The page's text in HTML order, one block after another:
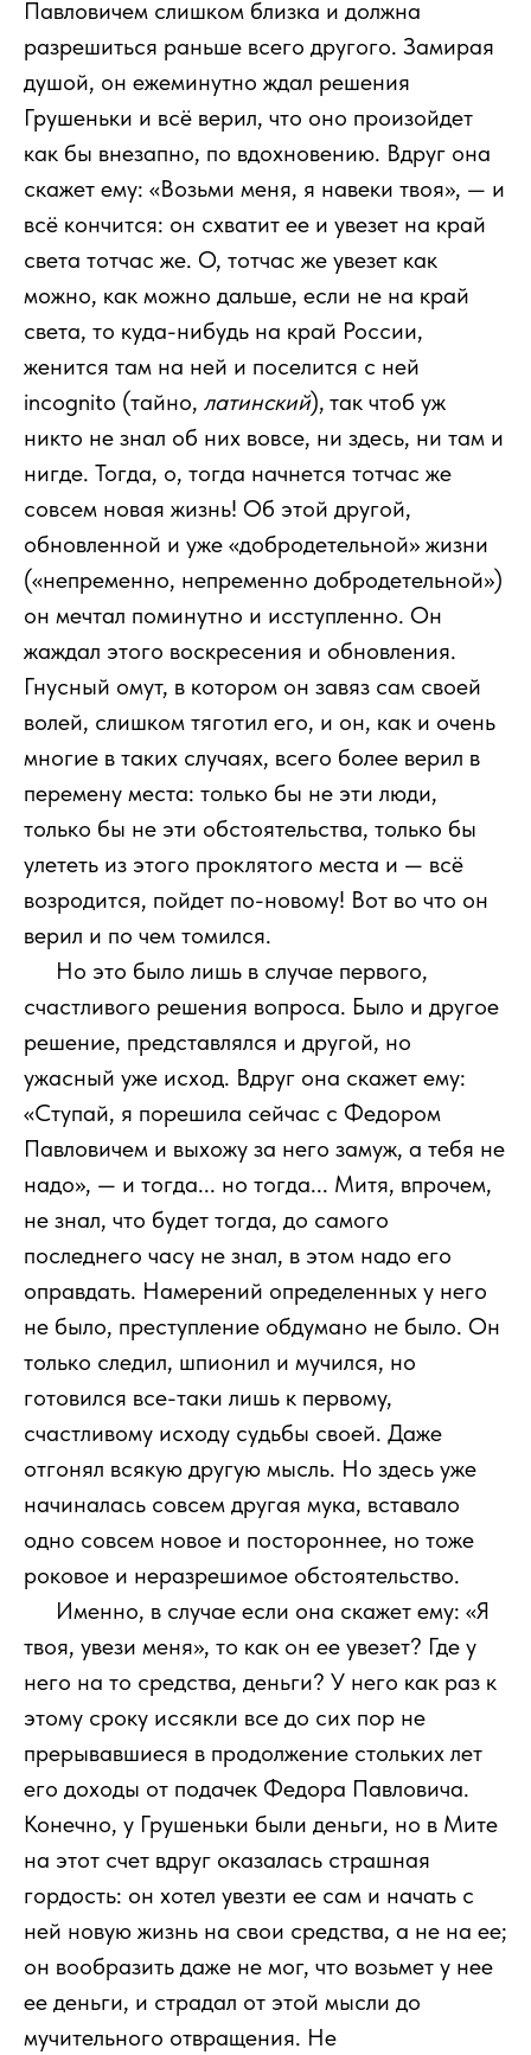
Павловичем слишком близка и должна
разрешиться раньше всего другого. Замирая
душой, он ежеминутно ждал решения
Грушеньки и всё верил, что оно произойдет
как бы внезапно, по вдохновению. Вдруг она
скажет ему: «Возьми меня, я навеки твоя», — и
всё кончится: он схватит ее и увезет на край
света тотчас же. О, тотчас же увезет как
можно, как можно дальше, если не на край
света, то куда-нибудь на край России,
женится там на ней и поселится с ней
incognito (тайно, латинский), так чтоб уж
никто не знал об них вовсе, ни здесь, ни там и
нигде. Тогда, о, тогда начнется тотчас же
совсем новая жизнь! Об этой другой,
обновленной и уже «добродетельной» жизни
(«непременно, непременно добродетельной»)
он мечтал поминутно и исступленно. Он
жаждал этого воскресения и обновления.
Гнусный омут, в котором он завяз сам своей
волей, слишком тяготил его, и он, как и очень
многие в таких случаях, всего более верил в
перемену места: только бы не эти люди,
только бы не эти обстоятельства, только бы
улететь из этого проклятого места и — всё
возродится, пойдет по-новому! Вот во что он
верил и по чем томился.
Но это было лишь в случае первого,
счастливого решения вопроса. Было и другое
решение, представлялся и другой, но
ужасный уже исход. Вдруг она скажет ему:
«Ступай, я порешила сейчас с Федором
Павловичем и выхожу за него замуж, а тебя не
надо», — и тогда... но тогда... Митя, впрочем,
не знал, что будет тогда, до самого
последнего часу не знал, в этом надо его
оправдать. Намерений определенных у него
не было, преступление обдумано не было. Он
только следил, шпионил и мучился, но
готовился все-таки лишь к первому,
счастливому исходу судьбы своей. Даже
отгонял всякую другую мысль. Но здесь уже
начиналась совсем другая мука, вставало
одно совсем новое и постороннее, но тоже
роковое и неразрешимое обстоятельство.
Именно, в случае если она скажет ему: «Я
твоя, увези меня», то как он ее увезет? Где у
него на то средства, деньги? У него как раз к
этому сроку иссякли все до сих пор не
прерывавшиеся в продолжение стольких лет
его доходы от подачек Федора Павловича.
Конечно, у Грушеньки были деньги, но в Мите
на этот счет вдруг оказалась страшная
гордость: он хотел увезти ее сам и начать с
ней новую жизнь на свои средства, а не на ее;
он вообразить даже не мог, что возьмет у нее
ее деньги, и страдал от этой мысли до
мучительного отвращения. Не